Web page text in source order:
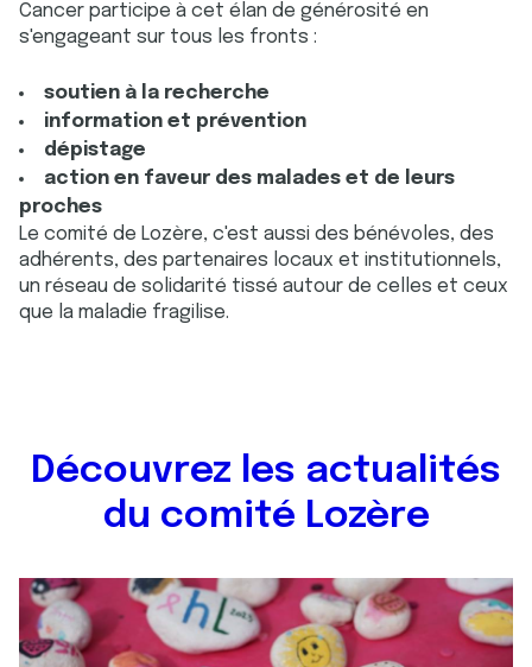
Cancer participe à cet élan de générosité en
s'engageant sur tous les fronts :
soutien à la recherche
information et prévention
dépistage
action en faveur des malades et de leurs
proches
Le comité de Lozère, c'est aussi des bénévoles, des
adhérents, des partenaires locaux et institutionnels,
un réseau de solidarité tissé autour de celles et ceux
que la maladie fragilise.
Découvrez les actualités
du comité Lozère